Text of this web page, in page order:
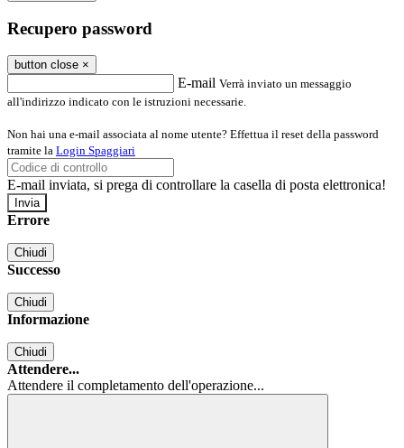
Recupero password
button close ×
E-mail Verrà inviato un messaggio
all'indirizzo indicato con le istruzioni necessarie.
Non hai una e-mail associata al nome utente? Effettua il reset della password
tramite la Login Spaggiari
E-mail inviata, si prega di controllare la casella di posta elettronica!
Errore
Chiudi
Successo
Chiudi
Informazione
Chiudi
Attendere...
Attendere il completamento dell'operazione...